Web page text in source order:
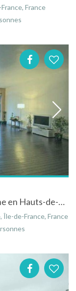
France
Appartement chic à Neuilly-sur-Seine en Hauts-de-Seine - Île-de-France
Île-de-France, France